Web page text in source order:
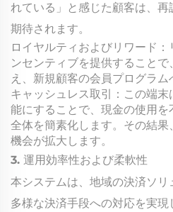
れている」と感じた顧客は、
期待されます。
ロイヤルティおよびリワード
ンセンティブを提供すること
え、新規顧客の会員プログラム
キャッシュレス取引：この端
能にすることで、現金の使用
全体を簡素化します。その結
機会が拡大します。
3. 運用効率性および柔軟性
本システムは、地域の決済ソ
多様な決済手段への対応を実